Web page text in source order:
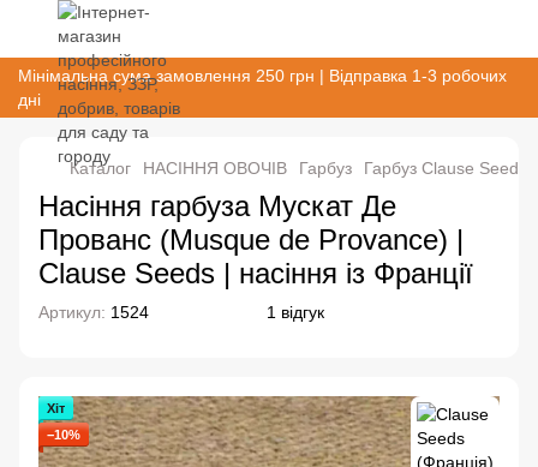
Мінімальна сума замовлення 250 грн | Відправка 1-3 робочих
дні
Каталог НАСІННЯ ОВОЧІВ Гарбуз Гарбуз Clause Seeds
Насіння гарбуза Мускат Де
Прованс (Musque de Provance) |
Clause Seeds | насіння із Франції
Артикул: 1524 1 відгук
Хіт
−10%